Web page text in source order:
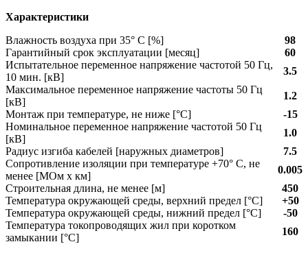
Характеристики
Влажность воздуха при 35° C [%]
98
Гарантийный срок эксплуатации [месяц]
60
Испытательное переменное напряжение частотой 50 Гц,
10 мин. [кВ]
3.5
Максимальное переменное напряжение частоты 50 Гц
[кВ]
1.2
Монтаж при температуре, не ниже [°C]
-15
Номинальное переменное напряжение частотой 50 Гц
[кВ]
1.0
Радиус изгиба кабелей [наружных диаметров]
7.5
Сопротивление изоляции при температуре +70° С, не
менее [МОм х км]
0.005
Строительная длина, не менее [м]
450
Температура окружающей среды, верхний предел [°C]
+50
Температура окружающей среды, нижний предел [°C]
-50
Температура токопроводящих жил при коротком
замыкании [°С]
160